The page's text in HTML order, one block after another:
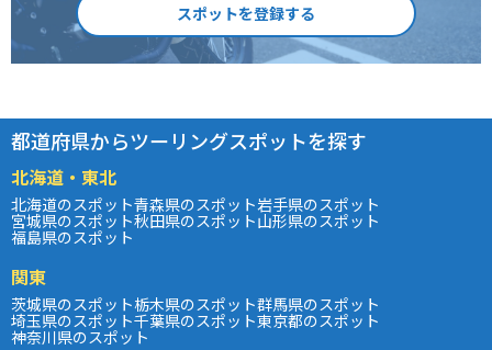
スポットを登録する
都道府県からツーリングスポットを探す
北海道・東北
北海道のスポット青森県のスポット岩手県のスポット
宮城県のスポット秋田県のスポット山形県のスポット
福島県のスポット
関東
茨城県のスポット栃木県のスポット群馬県のスポット
埼玉県のスポット千葉県のスポット東京都のスポット
神奈川県のスポット